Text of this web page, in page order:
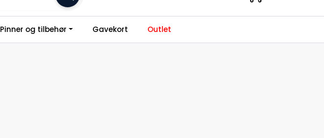
Kundeservice
Pinner og tilbehør Gavekort Outlet